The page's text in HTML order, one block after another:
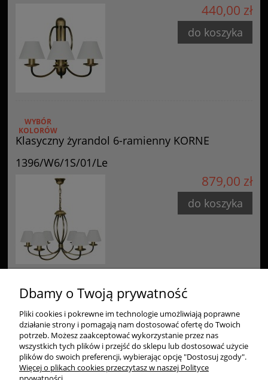
440,00 zł
do koszyka
Klasyczny żyrandol 6-ramienny KORNE
1396/W6/1S/01/Le
WYBÓR
KOLORÓW
879,00 zł
do koszyka
Zakupy
Pomoc
Moje konto
Dbamy o Twoją prywatność
Pliki cookies i pokrewne im technologie umożliwiają poprawne
działanie strony i pomagają nam dostosować ofertę do Twoich
potrzeb. Możesz zaakceptować wykorzystanie przez nas
wszystkich tych plików i przejść do sklepu lub dostosować użycie
plików do swoich preferencji, wybierając opcję "Dostosuj zgody".
Więcej o plikach cookies przeczytasz w naszej Polityce